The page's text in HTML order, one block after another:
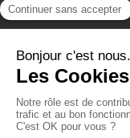
* Toutes